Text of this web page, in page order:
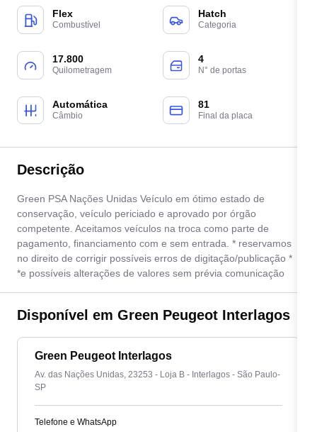
Flex
Combustível
Hatch
Categoria
17.800
Quilometragem
4
N° de portas
Automática
Câmbio
81
Final da placa
Descrição
Green PSA Nações Unidas Veículo em ótimo estado de
conservação, veículo periciado e aprovado por órgão
competente. Aceitamos veículos na troca como parte de
pagamento, financiamento com e sem entrada. * reservamos
no direito de corrigir possíveis erros de digitação/publicação *
*e possíveis alterações de valores sem prévia comunicação
Disponível em Green Peugeot Interlagos
Green Peugeot Interlagos
Av. das Nações Unidas, 23253 - Loja B - Interlagos - São Paulo-
SP
Telefone e WhatsApp